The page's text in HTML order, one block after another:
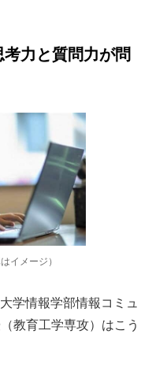
力と質問力が問
イメージ）
学情報学部情報コミュ
教育工学専攻）はこう